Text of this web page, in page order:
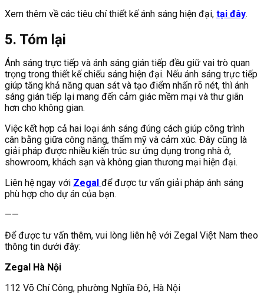
Xem thêm về các tiêu chí thiết kế ánh sáng hiện đại, tại đây.
5. Tóm lại
Ánh sáng trực tiếp và ánh sáng gián tiếp đều giữ vai trò quan
trọng trong thiết kế chiếu sáng hiện đại. Nếu ánh sáng trực tiếp
giúp tăng khả năng quan sát và tạo điểm nhấn rõ nét, thì ánh
sáng gián tiếp lại mang đến cảm giác mềm mại và thư giãn
hơn cho không gian.
Việc kết hợp cả hai loại ánh sáng đúng cách giúp công trình
cân bằng giữa công năng, thẩm mỹ và cảm xúc. Đây cũng là
giải pháp được nhiều kiến trúc sư ứng dụng trong nhà ở,
showroom, khách sạn và không gian thương mại hiện đại.
Liên hệ ngay với Zegal để được tư vấn giải pháp ánh sáng
phù hợp cho dự án của bạn.
——
Để được tư vấn thêm, vui lòng liên hệ với Zegal Việt Nam theo
thông tin dưới đây:
Zegal Hà Nội
112 Võ Chí Công, phường Nghĩa Đô, Hà Nội